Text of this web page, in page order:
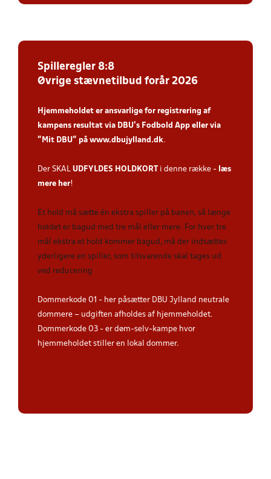
Spilleregler 8:8
Øvrige stævnetilbud forår 2026
Hjemmeholdet er ansvarlige for registrering af
kampens resultat via DBU’s Fodbold App eller via
”Mit DBU” på www.dbujylland.dk.
Der SKAL UDFYLDES HOLDKORTi denne række - læs
mere her!
Et hold må sætte én ekstra spiller på banen, så længe
holdet er bagud med tre mål eller mere. For hver tre
mål ekstra et hold kommer bagud, må der indsættes
yderligere en spiller, som tilsvarende skal tages ud
ved reducering
Dommerkode 01 - her påsætter DBU Jylland neutrale
dommere – udgiften afholdes af hjemmeholdet.
Dommerkode 03 - er døm-selv-kampe hvor
hjemmeholdet stiller en lokal dommer.